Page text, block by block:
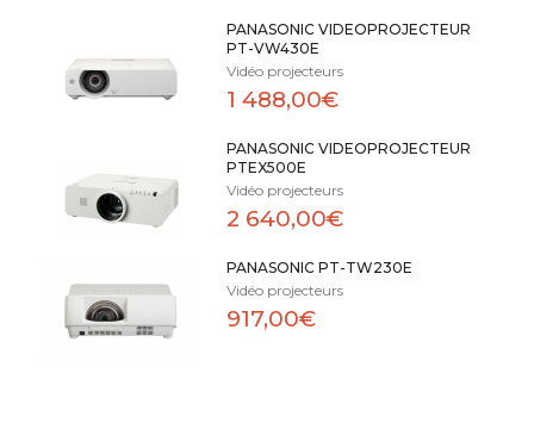
PANASONIC VIDEOPROJECTEUR
PT-VW430E
Vidéo projecteurs
1 488,00€
PANASONIC VIDEOPROJECTEUR
PTEX500E
Vidéo projecteurs
2 640,00€
PANASONIC PT-TW230E
Vidéo projecteurs
917,00€